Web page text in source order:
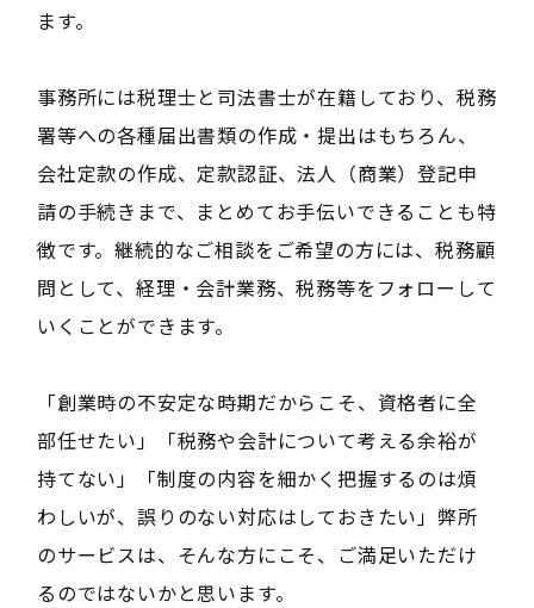
ます。
事務所には税理士と司法書士が在籍しており、税務
署等への各種届出書類の作成・提出はもちろん、
会社定款の作成、定款認証、法人（商業）登記申
請の手続きまで、まとめてお手伝いできることも特
徴です。継続的なご相談をご希望の方には、税務顧
問として、経理・会計業務、税務等をフォローして
いくことができます。
「創業時の不安定な時期だからこそ、資格者に全
部任せたい」「税務や会計について考える余裕が
持てない」「制度の内容を細かく把握するのは煩
わしいが、誤りのない対応はしておきたい」弊所
のサービスは、そんな方にこそ、ご満足いただけ
るのではないかと思います。